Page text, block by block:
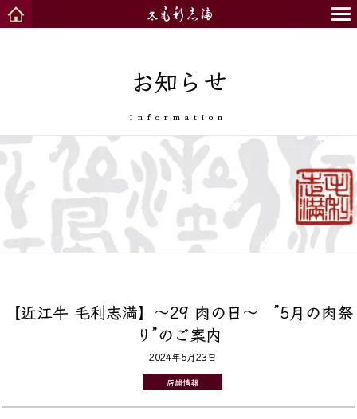
お知らせ
Information
【近江牛 毛利志満】～29 肉の日～ ”5月の肉祭
り”のご案内
2024年5月23日
店舗情報